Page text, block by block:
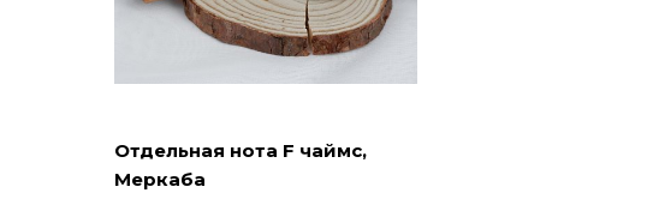
Отдельная нота F чаймс,
Меркаба